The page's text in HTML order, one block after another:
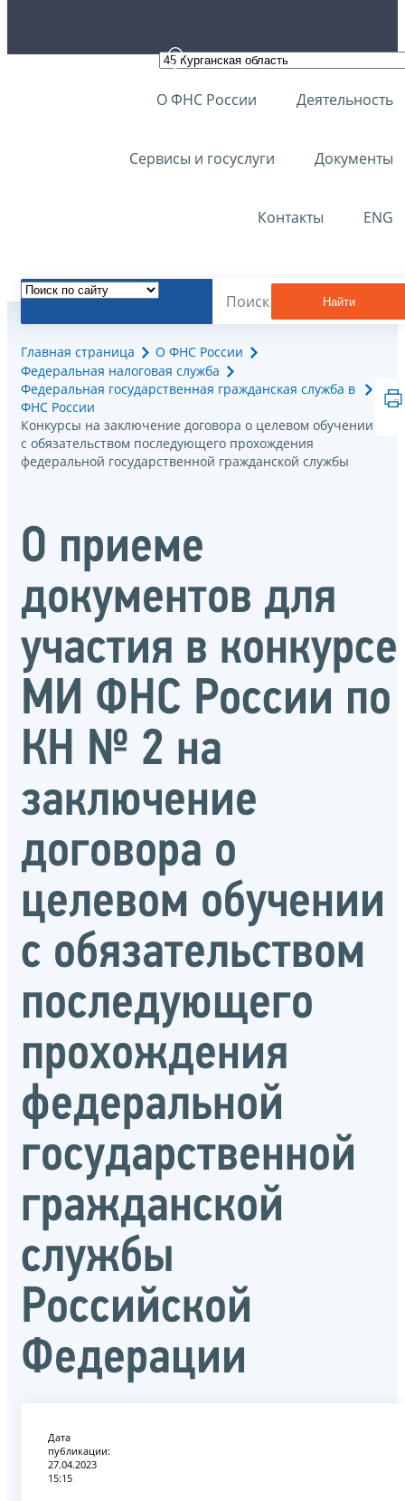
О ФНС России Деятельность
Сервисы и госуслуги Документы
Контакты ENG
Найти
Главная страница
О ФНС России
Федеральная налоговая служба
Федеральная государственная гражданская служба в
ФНС России
Конкурсы на заключение договора о целевом обучении
с обязательством последующего прохождения
федеральной государственной гражданской службы
О приеме
документов для
участия в конкурсе
МИ ФНС России по
КН № 2 на
заключение
договора о
целевом обучении
с обязательством
последующего
прохождения
федеральной
государственной
гражданской
службы
Российской
Федерации
Дата
публикации:
27.04.2023
15:15